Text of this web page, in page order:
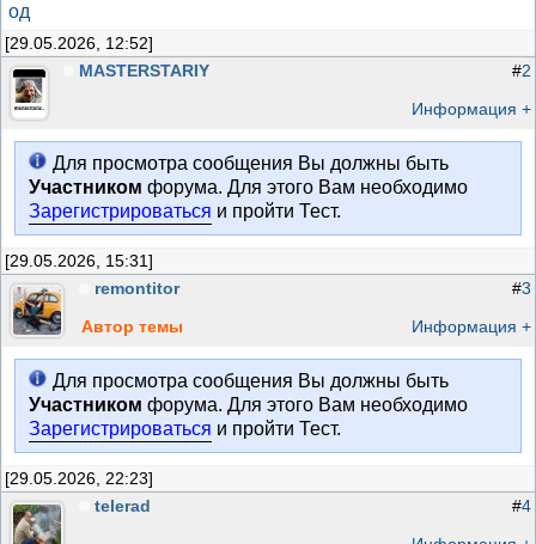
од
[29.05.2026, 12:52]
MASTERSTARIY
#2
Информация +
Для просмотра сообщения Вы должны быть
Участником форума. Для этого Вам необходимо
Зарегистрироваться и пройти Тест.
[29.05.2026, 15:31]
remontitor
Автор темы
#3
Информация +
Для просмотра сообщения Вы должны быть
Участником форума. Для этого Вам необходимо
Зарегистрироваться и пройти Тест.
[29.05.2026, 22:23]
telerad
#4